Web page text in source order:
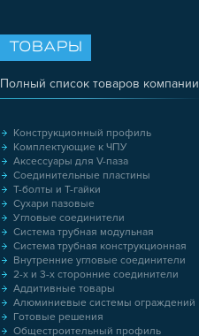
ТОВАРЫ
Полный список товаров компании
Конструкционный профиль
Комплектующие к ЧПУ
Аксессуары для V-паза
Соединительные пластины
Т-болты и Т-гайки
Сухари пазовые
Угловые соединители
Система трубная модульная
Система трубная конструкционная
Внутренние угловые соединители
2-х и 3-х сторонние соединители
Аддитивные товары
Алюминиевые системы ограждений
Готовые решения
Общестроительный профиль